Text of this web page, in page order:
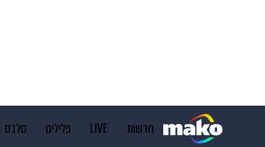
חדשות LIVE פלילים סלבס